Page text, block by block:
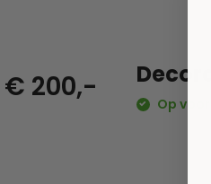
€ 200,-
Op